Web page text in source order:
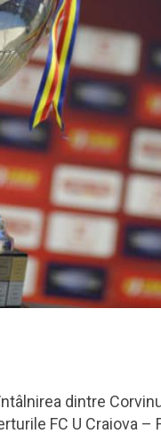
dintre
FC U Craiova –